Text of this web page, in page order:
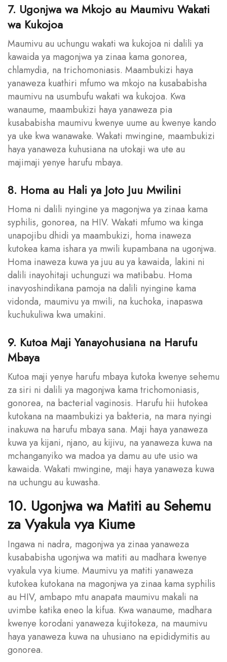
7. Ugonjwa wa Mkojo au Maumivu Wakati
wa Kukojoa
Maumivu au uchungu wakati wa kukojoa ni dalili ya
kawaida ya magonjwa ya zinaa kama gonorea,
chlamydia, na trichomoniasis. Maambukizi haya
yanaweza kuathiri mfumo wa mkojo na kusababisha
maumivu na usumbufu wakati wa kukojoa. Kwa
wanaume, maambukizi haya yanaweza pia
kusababisha maumivu kwenye uume au kwenye kando
ya uke kwa wanawake. Wakati mwingine, maambukizi
haya yanaweza kuhusiana na utokaji wa ute au
majimaji yenye harufu mbaya.
8. Homa au Hali ya Joto Juu Mwilini
Homa ni dalili nyingine ya magonjwa ya zinaa kama
syphilis, gonorea, na HIV. Wakati mfumo wa kinga
unapojibu dhidi ya maambukizi, homa inaweza
kutokea kama ishara ya mwili kupambana na ugonjwa.
Homa inaweza kuwa ya juu au ya kawaida, lakini ni
dalili inayohitaji uchunguzi wa matibabu. Homa
inavyoshindikana pamoja na dalili nyingine kama
vidonda, maumivu ya mwili, na kuchoka, inapaswa
kuchukuliwa kwa umakini.
9. Kutoa Maji Yanayohusiana na Harufu
Mbaya
Kutoa maji yenye harufu mbaya kutoka kwenye sehemu
za siri ni dalili ya magonjwa kama trichomoniasis,
gonorea, na bacterial vaginosis. Harufu hii hutokea
kutokana na maambukizi ya bakteria, na mara nyingi
inakuwa na harufu mbaya sana. Maji haya yanaweza
kuwa ya kijani, njano, au kijivu, na yanaweza kuwa na
mchanganyiko wa madoa ya damu au ute usio wa
kawaida. Wakati mwingine, maji haya yanaweza kuwa
na uchungu au kuwasha.
10. Ugonjwa wa Matiti au Sehemu
za Vyakula vya Kiume
Ingawa ni nadra, magonjwa ya zinaa yanaweza
kusababisha ugonjwa wa matiti au madhara kwenye
vyakula vya kiume. Maumivu ya matiti yanaweza
kutokea kutokana na magonjwa ya zinaa kama syphilis
au HIV, ambapo mtu anapata maumivu makali na
uvimbe katika eneo la kifua. Kwa wanaume, madhara
kwenye korodani yanaweza kujitokeza, na maumivu
haya yanaweza kuwa na uhusiano na epididymitis au
gonorea.